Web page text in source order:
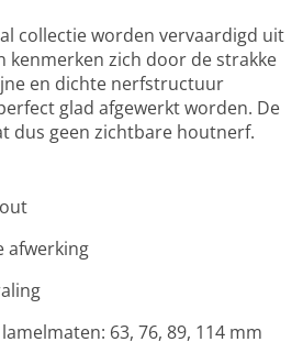
collectie worden vervaardigd uit
kenmerken zich door de strakke
en dichte nerfstructuur
glad afgewerkt worden. De
dus geen zichtbare houtnerf.
afwerking
63, 76, 89, 114 mm